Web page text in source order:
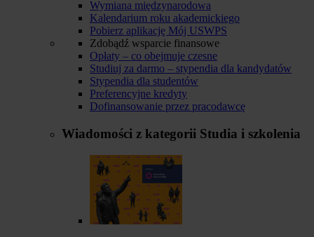
Wymiana międzynarodowa
Kalendarium roku akademickiego
Pobierz aplikację Mój USWPS
Zdobądź wsparcie finansowe
Opłaty – co obejmuje czesne
Studiuj za darmo – stypendia dla kandydatów
Stypendia dla studentów
Preferencyjne kredyty
Dofinansowanie przez pracodawcę
Wiadomości z kategorii Studia i szkolenia